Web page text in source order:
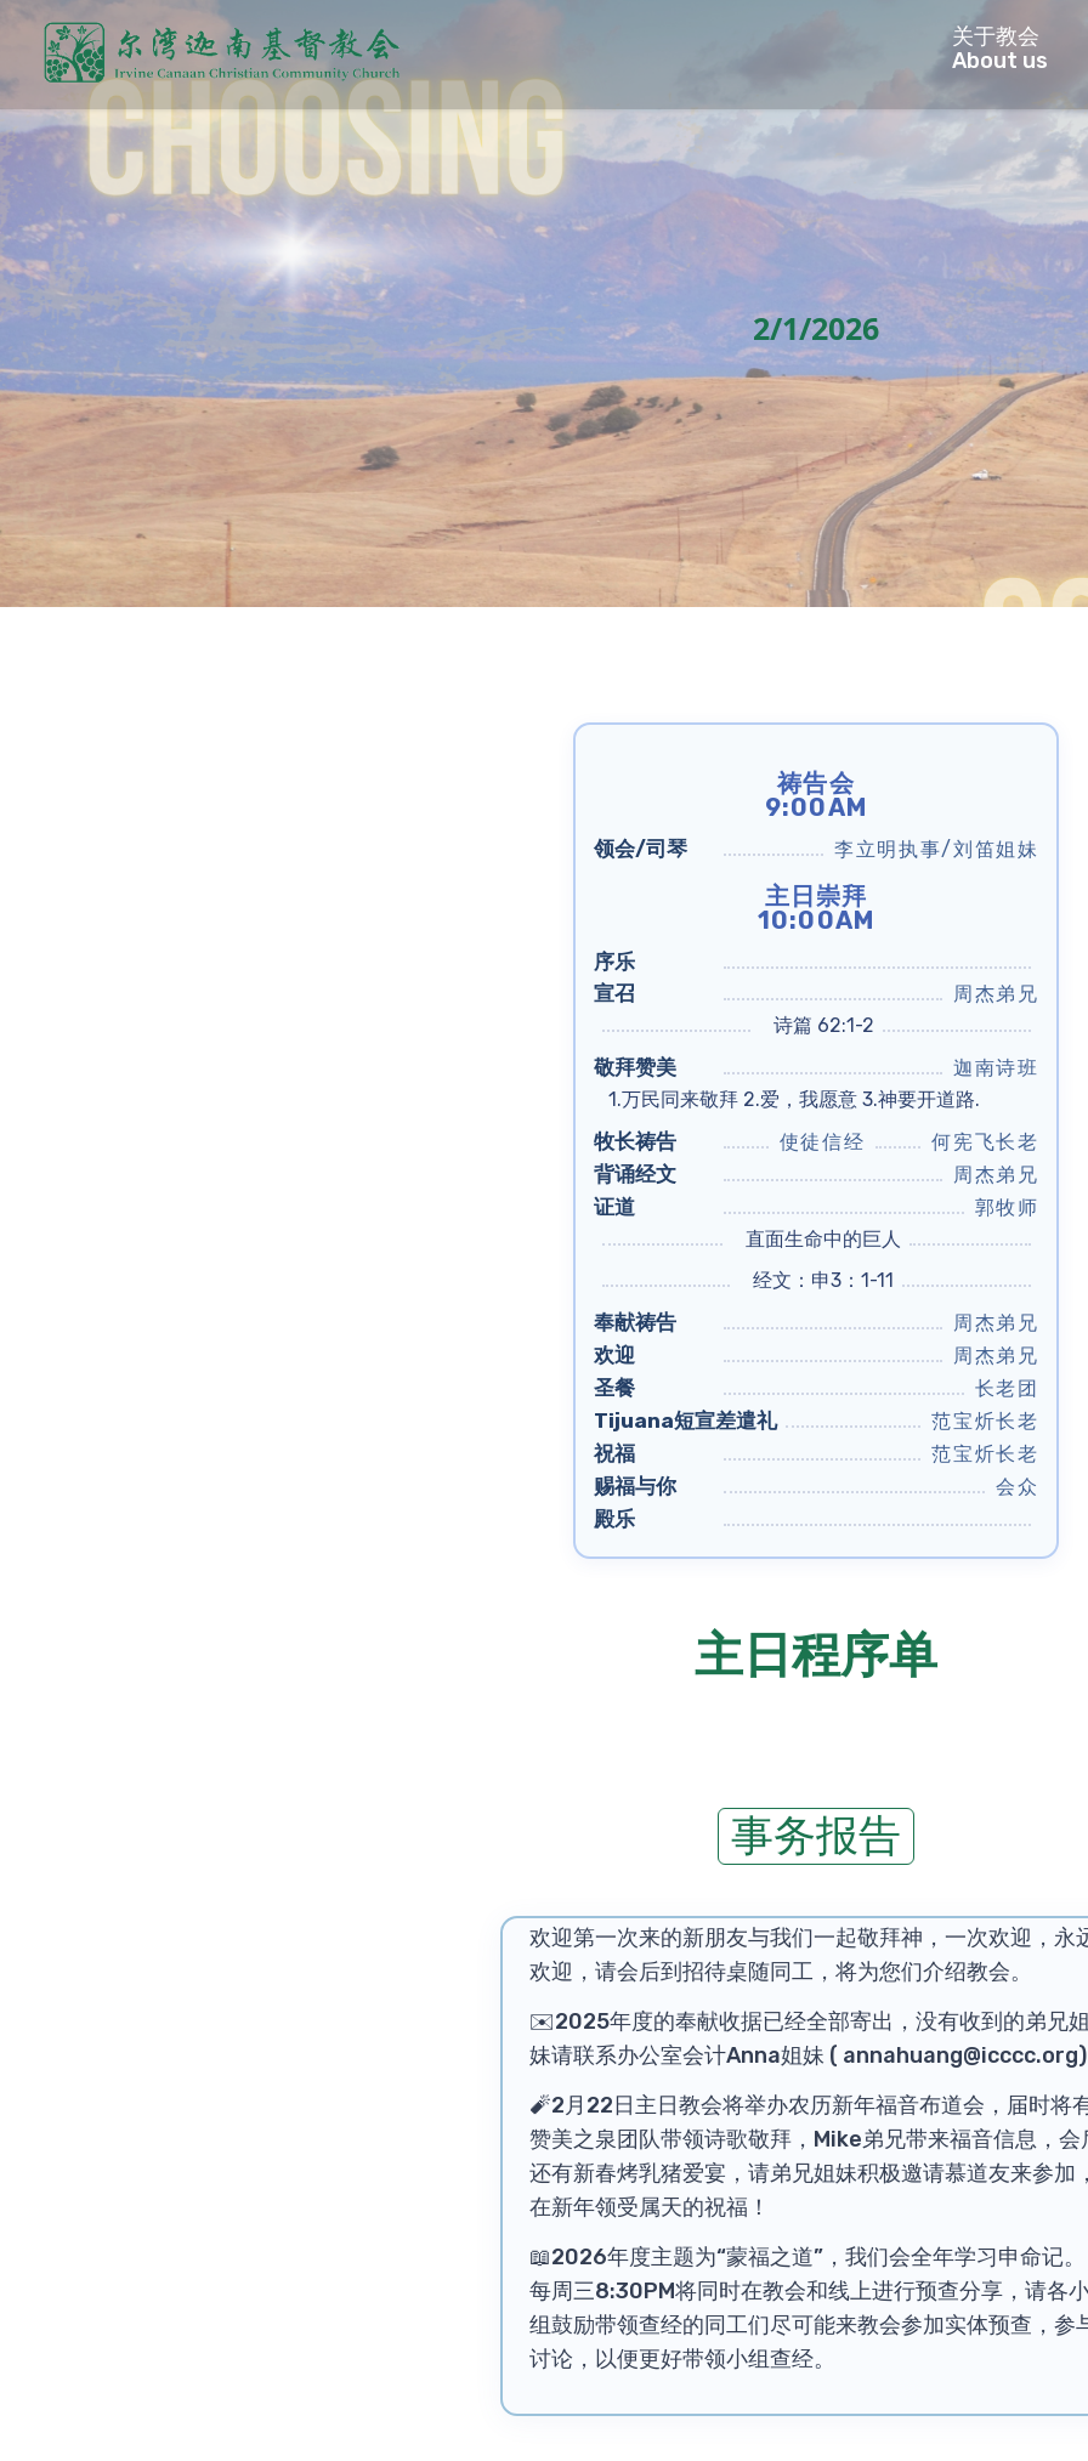
关于教会
About us
2/1/2026
祷告会
9:00AM
领会/司琴 李立明执事/刘笛姐妹
主日崇拜
10:00AM
序乐
宣召
周杰弟兄
诗篇 62:1-2
敬拜赞美
迦南诗班
1.万民同来敬拜 2.爱，我愿意 3.神要开道路.
牧长祷告 使徒信经 何宪飞长老
背诵经文 周杰弟兄
证道
郭牧师
直面生命中的巨人
经文：申3：1-11
奉献祷告 周杰弟兄
欢迎 周杰弟兄
圣餐 长老团
Tijuana短宣差遣礼 范宝炘长老
祝福 范宝炘长老
赐福与你 会众
殿乐
主日程序单
事务报告
欢迎第一次来的新朋友与我们一起敬拜神，一次欢迎，永
欢迎，请会后到招待桌随同工，将为您们介绍教会。
✉️2025年度的奉献收据已经全部寄出，没有收到的弟兄
妹请联系办公室会计Anna姐妹 ( annahuang@icccc.org)
🧨2月22日主日教会将举办农历新年福音布道会，届时将
赞美之泉团队带领诗歌敬拜，Mike弟兄带来福音信息，会
还有新春烤乳猪爱宴，请弟兄姐妹积极邀请慕道友来参加
在新年领受属天的祝福！
📖2026年度主题为“蒙福之道”，我们会全年学习申命记。
每周三8:30PM将同时在教会和线上进行预查分享，请各
组鼓励带领查经的同工们尽可能来教会参加实体预查，参
讨论，以便更好带领小组查经。